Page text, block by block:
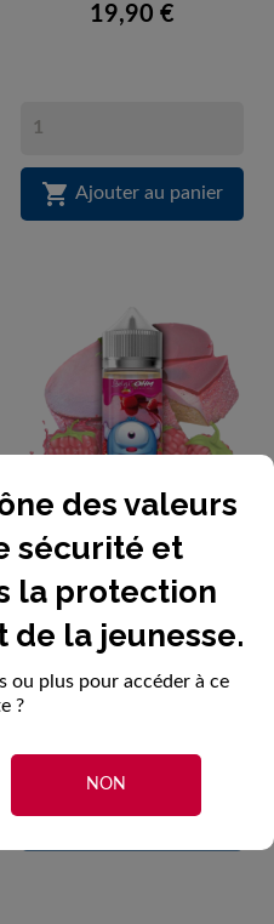
des valeurs
sécurité et
la protection
de la jeunesse.
ou plus pour accéder à ce
?
NON
19,90 €
 Ajouter au panier
Le Grossedale -
Belgi'Ohm...
22,90 €
